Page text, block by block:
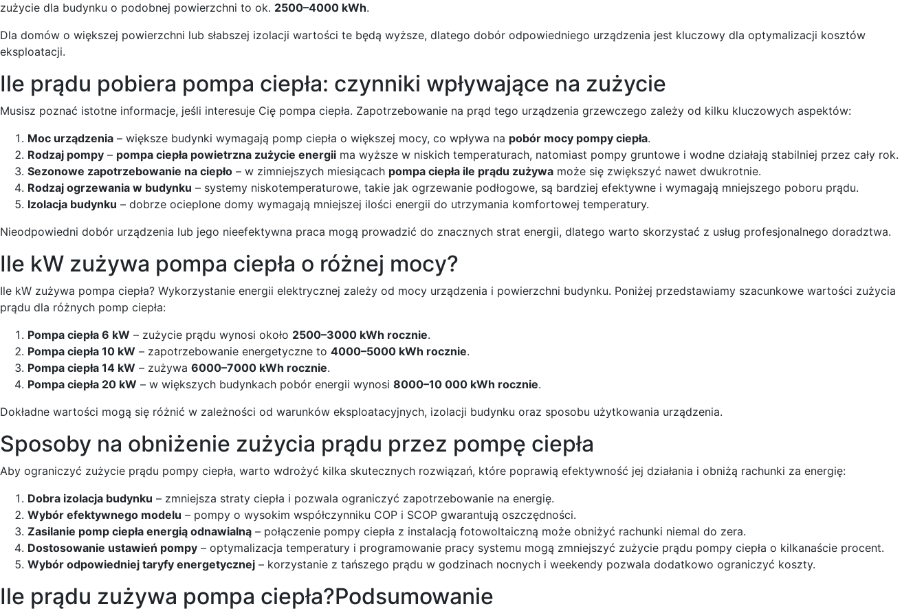
zużycie dla budynku o podobnej powierzchni to ok. 2500–4000 kWh.
Dla domów o większej powierzchni lub słabszej izolacji wartości te będą wyższe, dlatego dobór odpowiedniego urządzenia jest kluczowy dla optymalizacji kosztów
eksploatacji.
Ile prądu pobiera pompa ciepła: czynniki wpływające na zużycie
Musisz poznać istotne informacje, jeśli interesuje Cię pompa ciepła. Zapotrzebowanie na prąd tego urządzenia grzewczego zależy od kilku kluczowych aspektów:
Moc urządzenia – większe budynki wymagają pomp ciepła o większej mocy, co wpływa na pobór mocy pompy ciepła.
Rodzaj pompy – pompa ciepła powietrzna zużycie energii ma wyższe w niskich temperaturach, natomiast pompy gruntowe i wodne działają stabilniej przez cały rok.
Sezonowe zapotrzebowanie na ciepło – w zimniejszych miesiącach pompa ciepła ile prądu zużywa może się zwiększyć nawet dwukrotnie.
Rodzaj ogrzewania w budynku – systemy niskotemperaturowe, takie jak ogrzewanie podłogowe, są bardziej efektywne i wymagają mniejszego poboru prądu.
Izolacja budynku – dobrze ocieplone domy wymagają mniejszej ilości energii do utrzymania komfortowej temperatury.
Nieodpowiedni dobór urządzenia lub jego nieefektywna praca mogą prowadzić do znacznych strat energii, dlatego warto skorzystać z usług profesjonalnego doradztwa.
Ile kW zużywa pompa ciepła o różnej mocy?
Ile kW zużywa pompa ciepła? Wykorzystanie energii elektrycznej zależy od mocy urządzenia i powierzchni budynku. Poniżej przedstawiamy szacunkowe wartości zużycia
prądu dla różnych pomp ciepła:
Pompa ciepła 6 kW – zużycie prądu wynosi około 2500–3000 kWh rocznie.
Pompa ciepła 10 kW – zapotrzebowanie energetyczne to 4000–5000 kWh rocznie.
Pompa ciepła 14 kW – zużywa 6000–7000 kWh rocznie.
Pompa ciepła 20 kW – w większych budynkach pobór energii wynosi 8000–10 000 kWh rocznie.
Dokładne wartości mogą się różnić w zależności od warunków eksploatacyjnych, izolacji budynku oraz sposobu użytkowania urządzenia.
Sposoby na obniżenie zużycia prądu przez pompę ciepła
Aby ograniczyć zużycie prądu pompy ciepła, warto wdrożyć kilka skutecznych rozwiązań, które poprawią efektywność jej działania i obniżą rachunki za energię:
Dobra izolacja budynku – zmniejsza straty ciepła i pozwala ograniczyć zapotrzebowanie na energię.
Wybór efektywnego modelu – pompy o wysokim współczynniku COP i SCOP gwarantują oszczędności.
Zasilanie pomp ciepła energią odnawialną – połączenie pompy ciepła z instalacją fotowoltaiczną może obniżyć rachunki niemal do zera.
Dostosowanie ustawień pompy – optymalizacja temperatury i programowanie pracy systemu mogą zmniejszyć zużycie prądu pompy ciepła o kilkanaście procent.
Wybór odpowiedniej taryfy energetycznej – korzystanie z tańszego prądu w godzinach nocnych i weekendy pozwala dodatkowo ograniczyć koszty.
Ile prądu zużywa pompa ciepła?Podsumowanie